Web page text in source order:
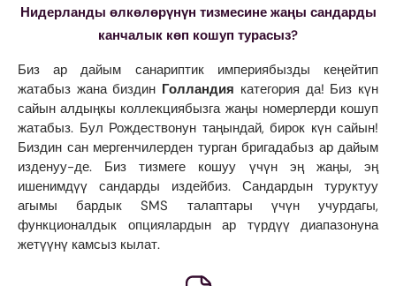
Нидерланды өлкөлөрүнүн тизмесине жаңы сандарды
канчалык көп кошуп турасыз?
Биз ар дайым санариптик империябызды кеңейтип
жатабыз жана биздин Голландия категория да! Биз күн
сайын алдыңкы коллекциябызга жаңы номерлерди кошуп
жатабыз. Бул Рождествонун таңындай, бирок күн сайын!
Биздин сан мергенчилерден турган бригадабыз ар дайым
изденуу-де. Биз тизмеге кошуу үчүн эң жаңы, эң
ишенимдүү сандарды издейбиз. Сандардын туруктуу
агымы бардык SMS талаптары үчүн учурдагы,
функционалдык опциялардын ар түрдүү диапазонуна
жетүүнү камсыз кылат.